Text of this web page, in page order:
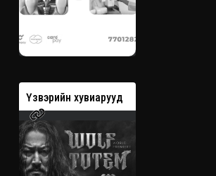
Үзвэрийн хувиарууд